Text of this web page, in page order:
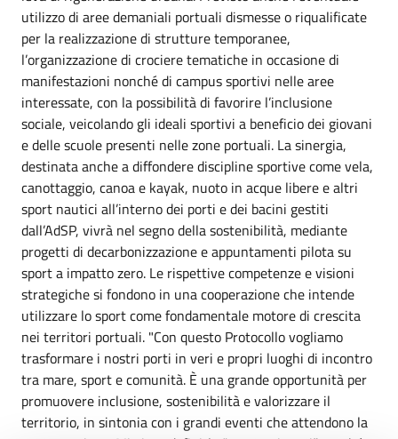
utilizzo di aree demaniali portuali dismesse o riqualificate
per la realizzazione di strutture temporanee,
l’organizzazione di crociere tematiche in occasione di
manifestazioni nonché di campus sportivi nelle aree
interessate, con la possibilità di favorire l’inclusione
sociale, veicolando gli ideali sportivi a beneficio dei giovani
e delle scuole presenti nelle zone portuali. La sinergia,
destinata anche a diffondere discipline sportive come vela,
canottaggio, canoa e kayak, nuoto in acque libere e altri
sport nautici all’interno dei porti e dei bacini gestiti
dall’AdSP, vivrà nel segno della sostenibilità, mediante
progetti di decarbonizzazione e appuntamenti pilota su
sport a impatto zero. Le rispettive competenze e visioni
strategiche si fondono in una cooperazione che intende
utilizzare lo sport come fondamentale motore di crescita
nei territori portuali. "Con questo Protocollo vogliamo
trasformare i nostri porti in veri e propri luoghi di incontro
tra mare, sport e comunità. È una grande opportunità per
promuovere inclusione, sostenibilità e valorizzare il
territorio, in sintonia con i grandi eventi che attendono la